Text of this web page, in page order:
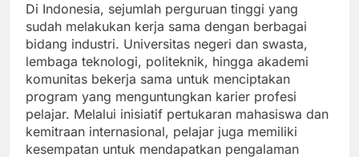
Di Indonesia, sejumlah perguruan tinggi yang
sudah melakukan kerja sama dengan berbagai
bidang industri. Universitas negeri dan swasta,
lembaga teknologi, politeknik, hingga akademi
komunitas bekerja sama untuk menciptakan
program yang menguntungkan karier profesi
pelajar. Melalui inisiatif pertukaran mahasiswa dan
kemitraan internasional, pelajar juga memiliki
kesempatan untuk mendapatkan pengalaman